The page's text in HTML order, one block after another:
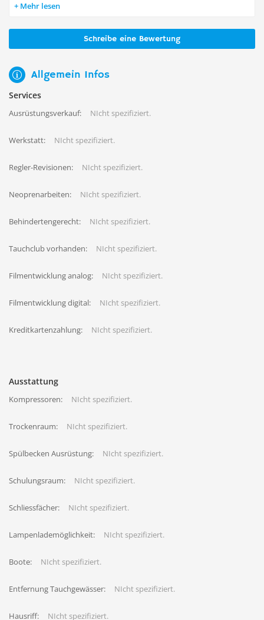
Mehr lesen
Schreibe eine Bewertung
Allgemein Infos
Services
Ausrüstungsverkauf: NIcht spezifiziert.
Werkstatt: NIcht spezifiziert.
Regler-Revisionen: NIcht spezifiziert.
Neoprenarbeiten: NIcht spezifiziert.
Behindertengerecht: NIcht spezifiziert.
Tauchclub vorhanden: NIcht spezifiziert.
Filmentwicklung analog: NIcht spezifiziert.
Filmentwicklung digital: NIcht spezifiziert.
Kreditkartenzahlung: NIcht spezifiziert.
Ausstattung
Kompressoren: NIcht spezifiziert.
Trockenraum: NIcht spezifiziert.
Spülbecken Ausrüstung: NIcht spezifiziert.
Schulungsraum: NIcht spezifiziert.
Schliessfächer: NIcht spezifiziert.
Lampenlademöglichkeit: NIcht spezifiziert.
Boote: NIcht spezifiziert.
Entfernung Tauchgewässer: NIcht spezifiziert.
Hausriff: NIcht spezifiziert.